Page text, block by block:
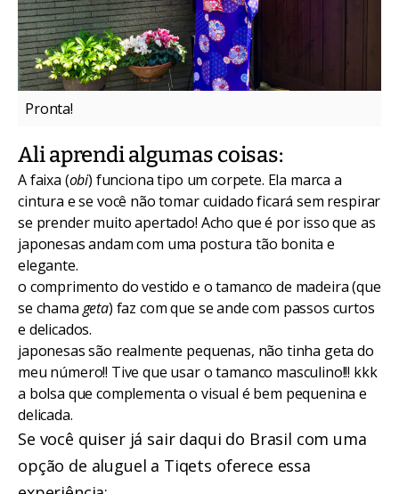
Pronta!
Ali aprendi algumas coisas:
A faixa (obi) funciona tipo um corpete. Ela marca a
cintura e se você não tomar cuidado ficará sem respirar
se prender muito apertado! Acho que é por isso que as
japonesas andam com uma postura tão bonita e
elegante.
o comprimento do vestido e o tamanco de madeira (que
se chama geta) faz com que se ande com passos curtos
e delicados.
japonesas são realmente pequenas, não tinha geta do
meu número!! Tive que usar o tamanco masculino!!! kkk
a bolsa que complementa o visual é bem pequenina e
delicada.
Se você quiser já sair daqui do Brasil com uma
opção de aluguel a Tiqets oferece essa